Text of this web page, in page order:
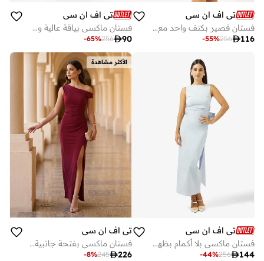
تي اف ان سي
فستان قصير بكتف واحد مع كاب
116
256
-55%
تي اف ان سي
فستان ماكسي بياقة عالية وظهر مفتوح وأكتاف بارزة
90
256
-65%
تي اف ان سي
فستان ماكسي بلا أكمام بظهر على شكل قوس
144
256
-44%
الأكثر مشاهدة
تي اف ان سي
فستان ماكسي بفتحة جانبية وكتف مكشوف
226
245
-8%